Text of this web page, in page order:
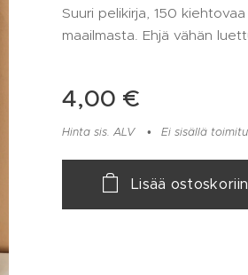
Suuri pelikirja, 150
maailmasta. Ehjä vähän
4,00 €
Hinta sis. ALV Ei sisällä
Lisää ostoskoriin